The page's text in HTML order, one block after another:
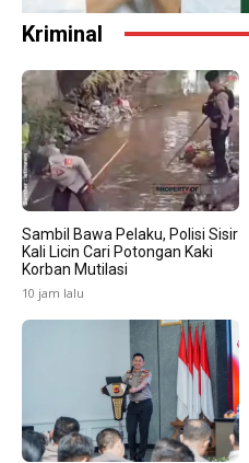
Kriminal
Sambil Bawa Pelaku, Polisi Sisir
Kali Licin Cari Potongan Kaki
Korban Mutilasi
10 jam lalu